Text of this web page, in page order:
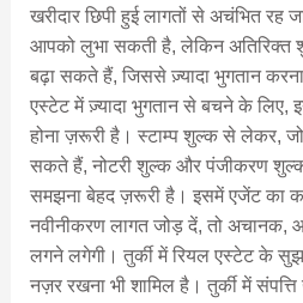
खरीदार छिपी हुई लागतों से अचंभित रह
आपको लुभा सकती है, लेकिन
बढ़ा सकते हैं, जिससे ज़्यादा भुगतान
एस्टेट में ज़्यादा भुगतान से बचने के लिए,
होना ज़रूरी है। स्टाम्प शुल्क से लेकर, जो
सकते हैं, नोटरी शुल्क और पंजीकरण शुल्क
समझना बेहद ज़रूरी है। इसमें एजेंट का
नवीनीकरण लागत जोड़ दें, तो अचानक,
लगने लगेगी। तुर्की में रियल एस्टेट के
नज़र रखना भी शामिल है। तुर्की में